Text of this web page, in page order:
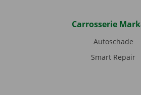
Carrosserie
Autoschade
Smart Repair